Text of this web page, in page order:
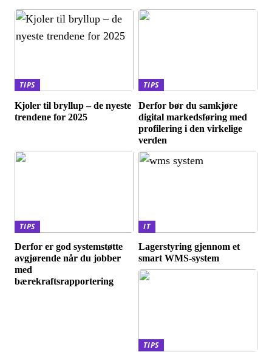
TIPS
Kjoler til bryllup – de nyeste
trendene for 2025
TIPS
Derfor bør du samkjøre
digital markedsføring med
profilering i den virkelige
verden
TIPS
Derfor er god systemstøtte
avgjørende når du jobber
med
bærekraftsrapportering
IT
Lagerstyring gjennom et
smart WMS-system
TIPS